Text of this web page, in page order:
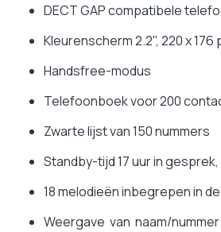
DECT GAP compatibele
Kleurenscherm 2.2", 220 x 176
Handsfree-modus
Telefoonboek voor 200
Zwarte lijst van 150 nummers
Standby-tijd 17 uur in
18 melodieën inbegrepen in
Weergave van naam/